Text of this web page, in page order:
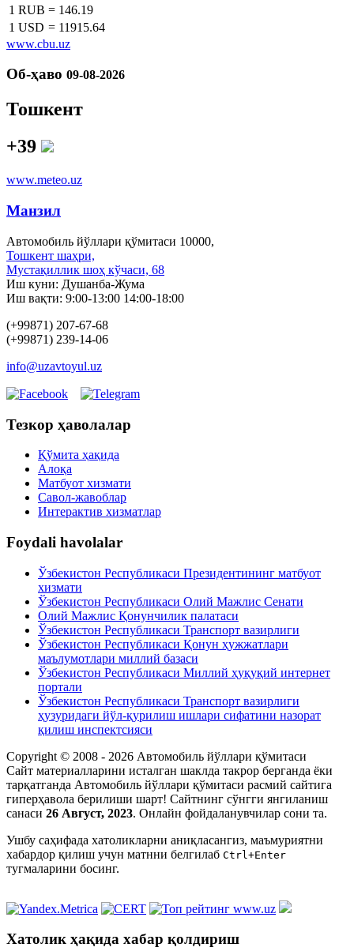
1 RUB = 146.19
1 USD = 11915.64
www.cbu.uz
Об-ҳаво 09-08-2026
Тошкент
+39
www.meteo.uz
Манзил
Автомобиль йўллари қўмитаси 10000,
Тошкент шаҳри,
Мустақиллик шоҳ кўчаси, 68
Иш куни: Душанба-Жума
Иш вақти: 9:00-13:00 14:00-18:00
(+99871) 207-67-68
(+99871) 239-14-06
info@uzavtoyul.uz
Тезкор ҳаволалар
Қўмита ҳақида
Алоқа
Матбуот xизмати
Савол-жавоблар
Интерактив хизматлар
Foydali havolalar
Ўзбекистон Республикаси Президентининг матбуот
хизмати
Ўзбекистон Республикаси Олий Мажлис Сенати
Олий Мажлис Қонунчилик палатаси
Ўзбекистон Республикаси Транспорт вазирлиги
Ўзбекистон Республикаси Қонун ҳужжатлари
маълумотлари миллий базаси
Ўзбекистон Республикаси Миллий ҳуқуқий интернет
портали
Ўзбекистон Республикаси Транспорт вазирлиги
ҳузуридаги йўл-қурилиш ишлари сифатини назорат
қилиш инспектсияси
Copyright © 2008 - 2026 Автомобиль йўллари қўмитаси
Сайт материалларини исталган шаклда такрор берганда ёки
тарқатганда Автомобиль йўллари қўмитаси расмий сайтига
гиперҳавола берилиши шарт! Сайтнинг сўнгги янгиланиш
санаси 26 Август, 2023. Онлайн фойдаланувчилар сони та.
Ушбу саҳифада xатоликларни аниқласангиз, маъмуриятни
xабардор қилиш учун матнни белгилаб Ctrl+Enter
тугмаларини босинг.
Хатолик ҳақида хабар қолдириш